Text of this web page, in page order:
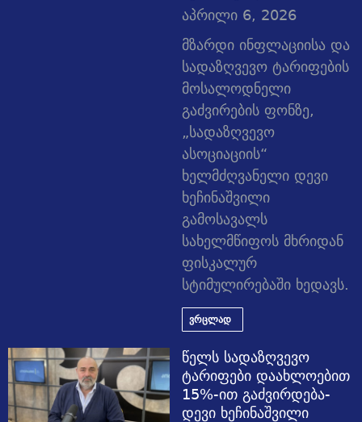
აპრილი 6, 2026
მზარდი ინფლაციისა და
სადაზღვევო ტარიფების
მოსალოდნელი
გაძვირების ფონზე,
„სადაზღვევო
ასოციაციის“
ხელმძღვანელი დევი
ხეჩინაშვილი
გამოსავალს
სახელმწიფოს მხრიდან
ფისკალურ
სტიმულირებაში ხედავს.
ვრცლად
წელს სადაზღვევო
ტარიფები დაახლოებით
15%-ით გაძვირდება-
დევი ხეჩინაშვილი